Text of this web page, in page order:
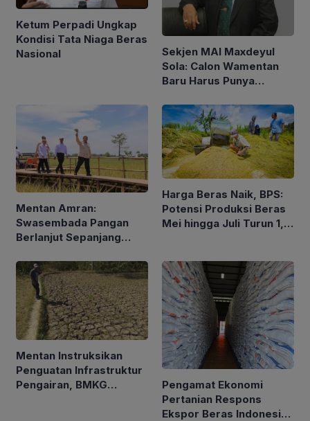
Ketum Perpadi Ungkap
Kondisi Tata Niaga Beras
Nasional
Sekjen MAI Maxdeyul
Sola: Calon Wamentan
Baru Harus Punya
Holistik
Mentan Amran:
Swasembada Pangan
Berlanjut Sepanjang
Harga Beras Naik, BPS:
Potensi Produksi Beras
Mei hingga Juli Turun 1,16
Mentan Instruksikan
Penguatan Infrastruktur
Pengairan, BMKG
Pengamat Ekonomi
Pertanian Respons
Ekspor Beras Indonesia